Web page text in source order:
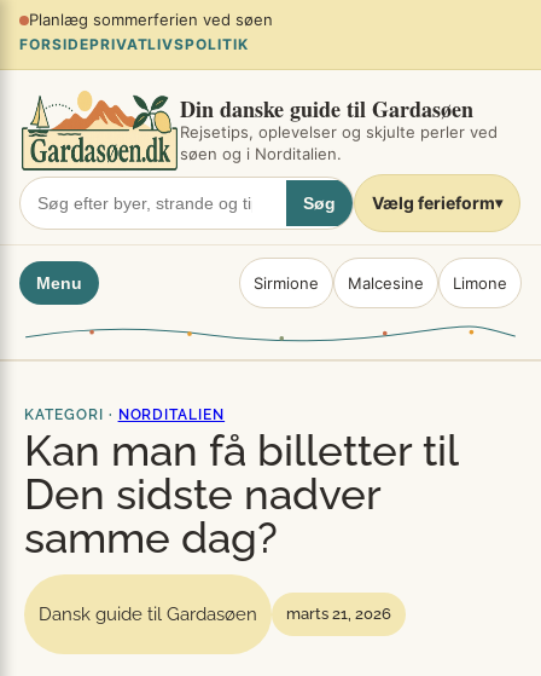
Spring
indhold
Planlæg sommerferien ved søen
FORSIDEPRIVATLIVSPOLITIK
Din danske guide til Gardasøen
Rejsetips, oplevelser og skjulte perler ved
søen og i Norditalien.
Søg Vælg ferieform▾
Menu Sirmione Malcesine Limone
KATEGORI · NORDITALIEN
Kan man få billetter til
Den sidste nadver
samme dag?
Dansk guide til Gardasøen marts 21, 2026